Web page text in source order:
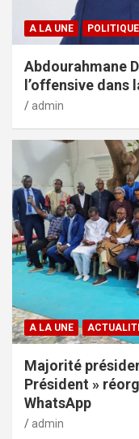
A LA UNE POLITIQUE
Abdourahmane
l’offensive dans
admin
A LA UNE
Majorité
Président »
WhatsApp
admin